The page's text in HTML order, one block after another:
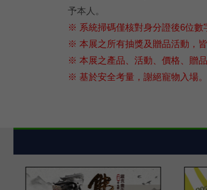
予本人。
※ 系統掃碼僅核對身分證後6位數
※ 本展之所有抽獎及贈品活動，
※ 本展之產品、活動、價格、贈
※ 基於安全考量，謝絕寵物入場。